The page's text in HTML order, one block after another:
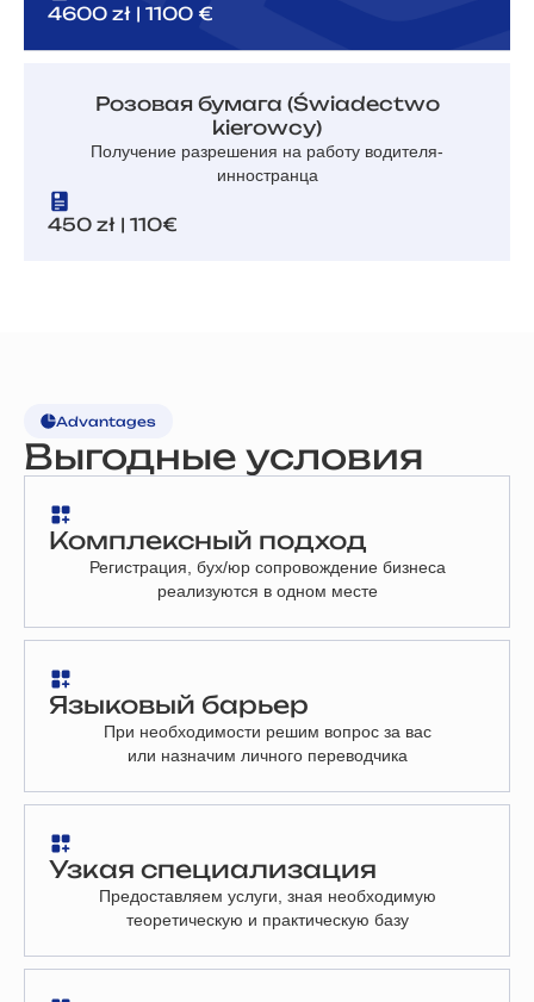
4600 zł | 1100 €
Розовая бумага (Świadectwo
kierowcy)
Получение разрешения на работу водителя-
инностранца
450 zł | 110€
Advantages
Выгодные условия
Комплексный подход
Регистрация, бух/юр сопровождение бизнеса
реализуются в одном месте
Языковый барьер
При необходимости решим вопрос за вас
или назначим личного переводчика
Узкая специализация
Предоставляем услуги, зная необходимую
теоретическую и практическую базу